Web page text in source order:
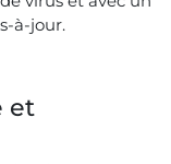
à-jour.
et